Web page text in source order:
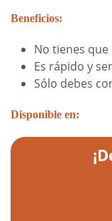
Beneficios:
No tienes que
Es rápido y
Sólo debes
Disponible en: